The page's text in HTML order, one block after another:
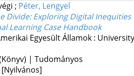
; Péter, Lengyel
Divide: Exploring Digital Inequities
Learning Case Handbook
Egyesült Államok :
| Tudományos
[Nyilvános]